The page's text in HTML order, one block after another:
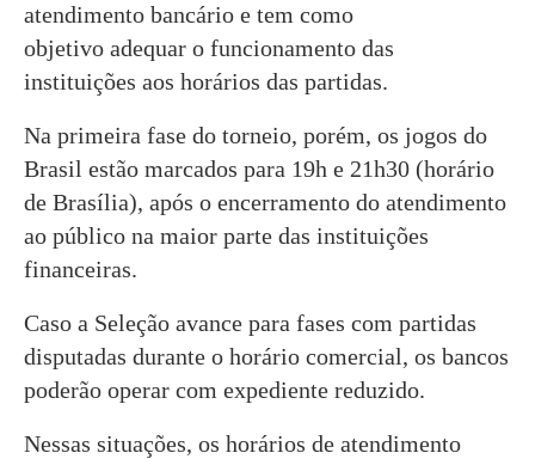
atendimento bancário e tem como
objetivo adequar o funcionamento das
instituições aos horários das partidas.
Na primeira fase do torneio, porém, os jogos do
Brasil estão marcados para 19h e 21h30 (horário
de Brasília), após o encerramento do atendimento
ao público na maior parte das instituições
financeiras.
Caso a Seleção avance para fases com partidas
disputadas durante o horário comercial, os bancos
poderão operar com expediente reduzido.
Nessas situações, os horários de atendimento